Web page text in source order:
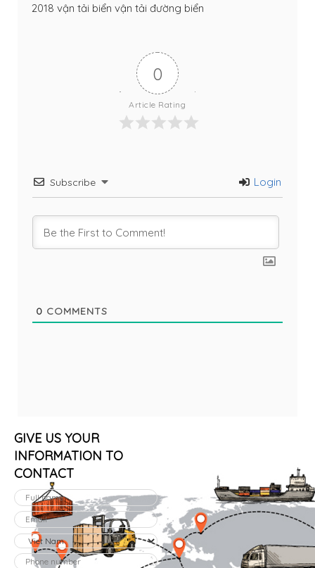
2018 vận tải biển vận tải đường biển
0
Article Rating
Subscribe Login
0 COMMENTS
GIVE US YOUR
INFORMATION TO
CONTACT